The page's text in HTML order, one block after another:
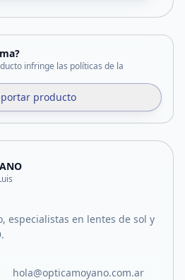
infringe las políticas de la
producto
especialistas en lentes de sol y
hola@opticamoyano.com.ar